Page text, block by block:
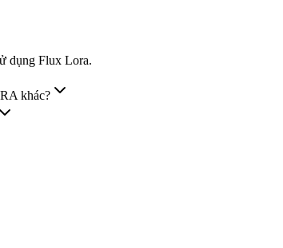
dụng Flux Lora.
khác?